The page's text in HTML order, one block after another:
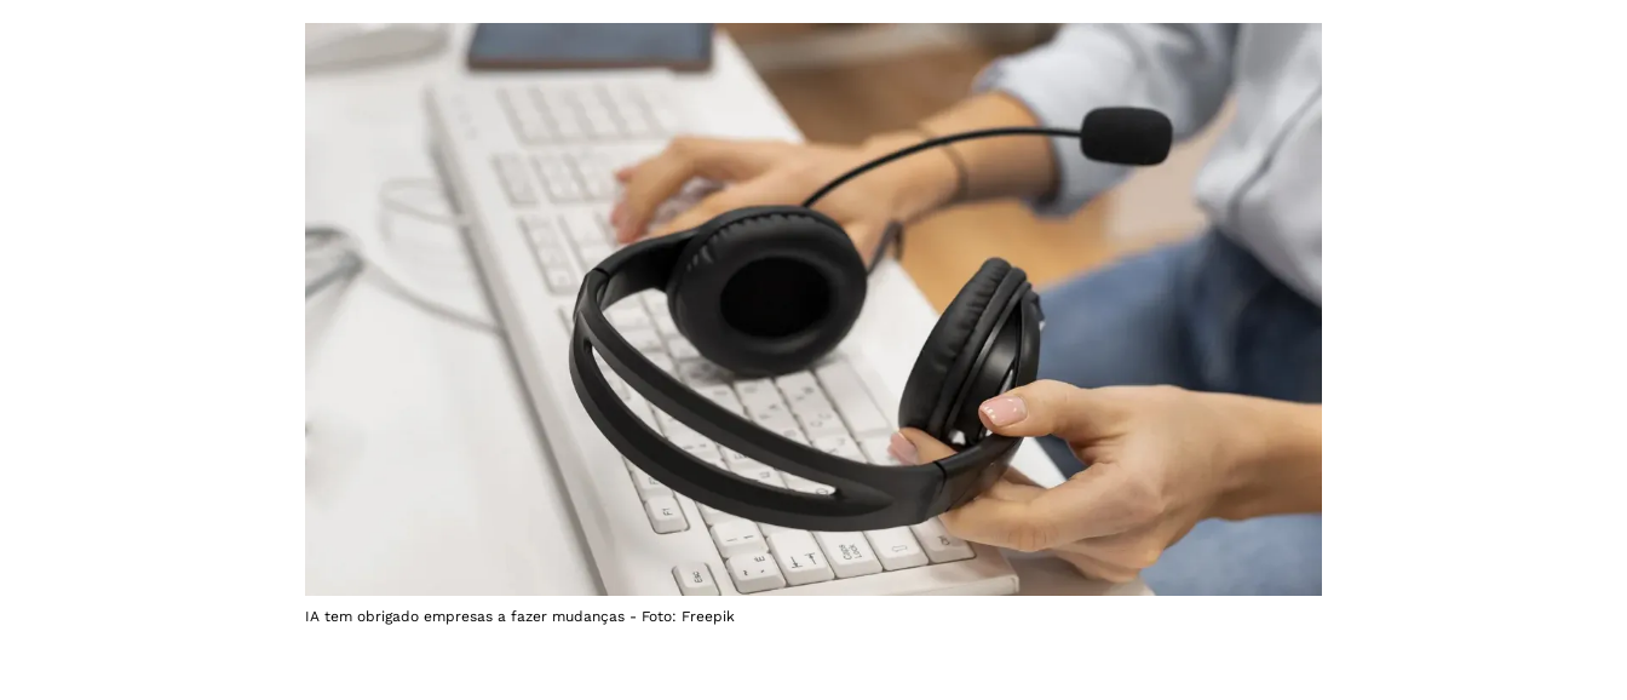
IA tem obrigado empresas a fazer mudanças - Foto: Freepik